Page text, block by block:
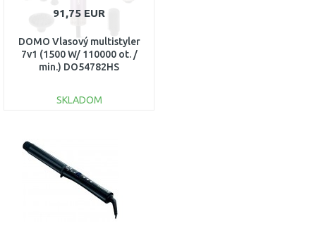
91,75 EUR
DOMO Vlasový multistyler
7v1 (1500 W/ 110000 ot. /
min.) DO54782HS
SKLADOM